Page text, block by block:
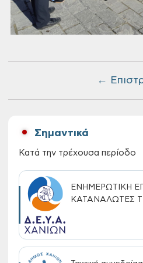
←
Σημαντικά
Κατά την τρέχουσα περίοδο
ΕΝΗΜΕΡΩΤΙΚΗ
ΚΑΤΑΝΑΛΩΤΕΣ